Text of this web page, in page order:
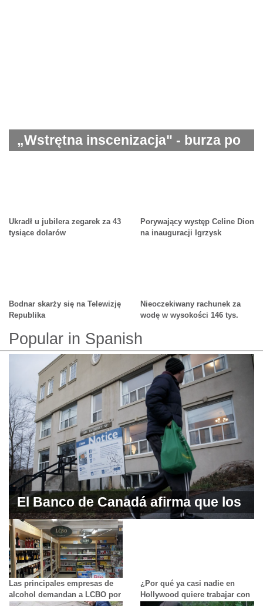
„Wstrętna inscenizacja" - burza po
Ukradł u jubilera zegarek za 43
tysiące dolarów
Porywający występ Celine Dion
na inauguracji Igrzysk
Bodnar skarży się na Telewizję
Republika
Nieoczekiwany rachunek za
wodę w wysokości 146 tys.
Popular in Spanish
El Banco de Canadá afirma que los
inmigrantes tienen problemas de
vivienda y empleo
Las principales empresas de
alcohol demandan a LCBO por
¿Por qué ya casi nadie en
Hollywood quiere trabajar con